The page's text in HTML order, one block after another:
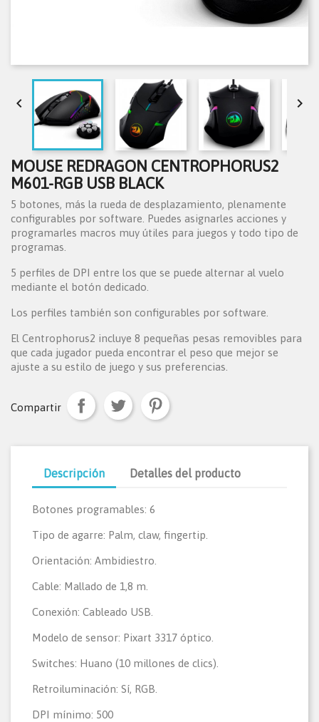
 
MOUSE REDRAGON CENTROPHORUS2
M601-RGB USB BLACK
5 botones, más la rueda de desplazamiento, plenamente
configurables por software. Puedes asignarles acciones y
programarles macros muy útiles para juegos y todo tipo de
programas.
5 perfiles de DPI entre los que se puede alternar al vuelo
mediante el botón dedicado.
Los perfiles también son configurables por software.
El Centrophorus2 incluye 8 pequeñas pesas removibles para
que cada jugador pueda encontrar el peso que mejor se
ajuste a su estilo de juego y sus preferencias.
Compartir
Descripción Detalles del producto
Botones programables: 6
Tipo de agarre: Palm, claw, fingertip.
Orientación: Ambidiestro.
Cable: Mallado de 1,8 m.
Conexión: Cableado USB.
Modelo de sensor: Pixart 3317 óptico.
Switches: Huano (10 millones de clics).
Retroiluminación: Sí, RGB.
DPI mínimo: 500